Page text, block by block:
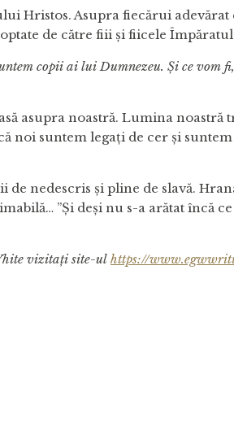
Hristos. Asupra fiecărui
de către fiii și fiicele
copii ai lui Dumnezeu. Şi ce vom
asupra noastră. Lumina noastră
noi suntem legați de cer și
nedescris și pline de slavă.
”Și deși nu s-a arătat încă
vizitați site-ul https://